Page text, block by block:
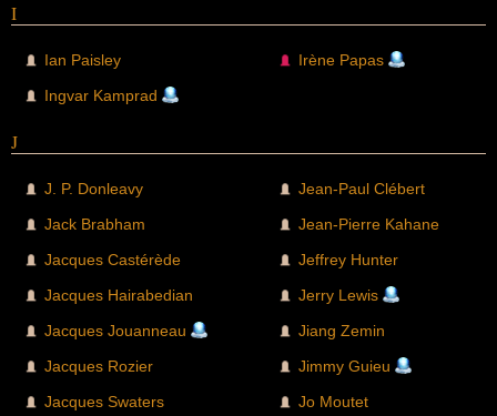
I
Ian Paisley
Ingvar Kamprad
Irène Papas
J
J. P. Donleavy
Jack Brabham
Jacques Castérède
Jacques Hairabedian
Jacques Jouanneau
Jacques Rozier
Jacques Swaters
Jean-Paul Clébert
Jean-Pierre Kahane
Jeffrey Hunter
Jerry Lewis
Jiang Zemin
Jimmy Guieu
Jo Moutet